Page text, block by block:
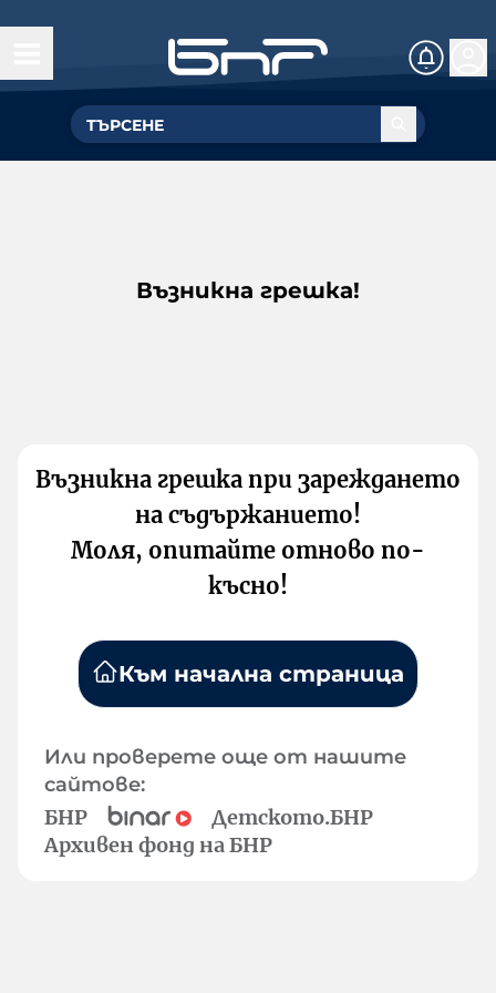
Възникна грешка!
Възникна грешка при зареждането
на съдържанието!
Моля, опитайте отново по-
късно!
Към начална страница
Или проверете още от нашите
сайтове:
БНР
Детското.БНР
Архивен фонд на БНР